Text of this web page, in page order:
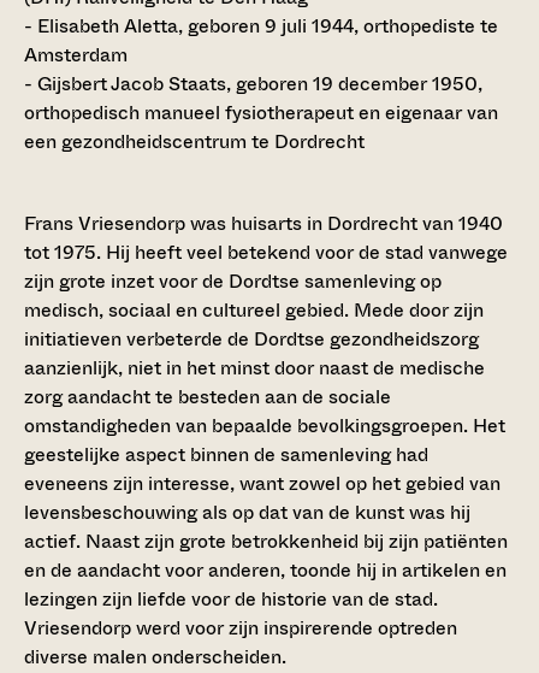
- Elisabeth Aletta, geboren 9 juli 1944, orthopediste te
Amsterdam
- Gijsbert Jacob Staats, geboren 19 december 1950,
orthopedisch manueel fysiotherapeut en eigenaar van
een gezondheidscentrum te Dordrecht
Frans Vriesendorp was huisarts in Dordrecht van 1940
tot 1975. Hij heeft veel betekend voor de stad vanwege
zijn grote inzet voor de Dordtse samenleving op
medisch, sociaal en cultureel gebied. Mede door zijn
initiatieven verbeterde de Dordtse gezondheidszorg
aanzienlijk, niet in het minst door naast de medische
zorg aandacht te besteden aan de sociale
omstandigheden van bepaalde bevolkingsgroepen. Het
geestelijke aspect binnen de samenleving had
eveneens zijn interesse, want zowel op het gebied van
levensbeschouwing als op dat van de kunst was hij
actief. Naast zijn grote betrokkenheid bij zijn patiënten
en de aandacht voor anderen, toonde hij in artikelen en
lezingen zijn liefde voor de historie van de stad.
Vriesendorp werd voor zijn inspirerende optreden
diverse malen onderscheiden.